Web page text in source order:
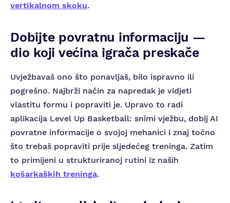
vertikalnom skoku.
Dobijte povratnu informaciju —
dio koji većina igrača preskače
Uvježbavaš ono što ponavljaš, bilo ispravno ili
pogrešno. Najbrži način za napredak je vidjeti
vlastitu formu i popraviti je. Upravo to radi
aplikacija Level Up Basketball: snimi vježbu, dobij AI
povratne informacije o svojoj mehanici i znaj točno
što trebaš popraviti prije sljedećeg treninga. Zatim
to primijeni u strukturiranoj rutini iz naših
košarkaških treninga.